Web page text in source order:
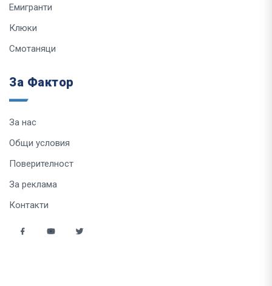
Емигранти
Клюки
Смотаняци
За Фактор
За нас
Общи условия
Поверителност
За реклама
Контакти